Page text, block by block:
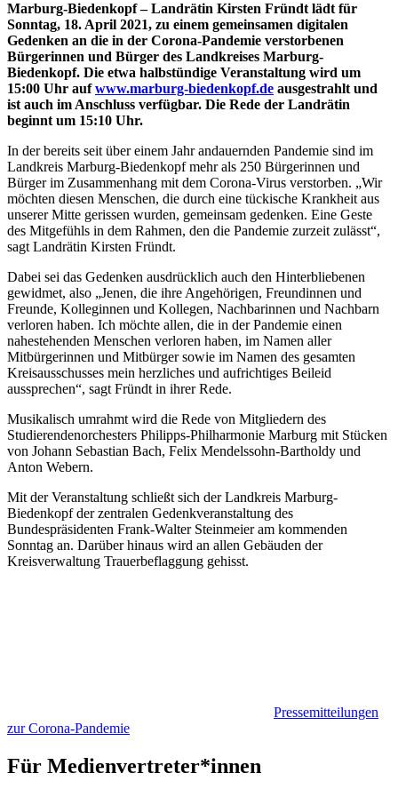
Marburg-Biedenkopf – Landrätin Kirsten Fründt lädt für
Sonntag, 18. April 2021, zu einem gemeinsamen digitalen
Gedenken an die in der Corona-Pandemie verstorbenen
Bürgerinnen und Bürger des Landkreises Marburg-
Biedenkopf. Die etwa halbstündige Veranstaltung wird um
15:00 Uhr aufwww.marburg-biedenkopf.de ausgestrahlt und
ist auch im Anschluss verfügbar. Die Rede der Landrätin
beginnt um 15:10 Uhr.
In der bereits seit über einem Jahr andauernden Pandemie sind im
Landkreis Marburg-Biedenkopf mehr als 250 Bürgerinnen und
Bürger im Zusammenhang mit dem Corona-Virus verstorben. „Wir
möchten diesen Menschen, die durch eine tückische Krankheit aus
unserer Mitte gerissen wurden, gemeinsam gedenken. Eine Geste
des Mitgefühls in dem Rahmen, den die Pandemie zurzeit zulässt“,
sagt Landrätin Kirsten Fründt.
Dabei sei das Gedenken ausdrücklich auch den Hinterbliebenen
gewidmet, also „Jenen, die ihre Angehörigen, Freundinnen und
Freunde, Kolleginnen und Kollegen, Nachbarinnen und Nachbarn
verloren haben. Ich möchte allen, die in der Pandemie einen
nahestehenden Menschen verloren haben, im Namen aller
Mitbürgerinnen und Mitbürger sowie im Namen des gesamten
Kreisausschusses mein herzliches und aufrichtiges Beileid
aussprechen“, sagt Fründt in ihrer Rede.
Musikalisch umrahmt wird die Rede von Mitgliedern des
Studierendenorchesters Philipps-Philharmonie Marburg mit Stücken
von Johann Sebastian Bach, Felix Mendelssohn-Bartholdy und
Anton Webern.
Mit der Veranstaltung schließt sich der Landkreis Marburg-
Biedenkopf der zentralen Gedenkveranstaltung des
Bundespräsidenten Frank-Walter Steinmeier am kommenden
Sonntag an. Darüber hinaus wird an allen Gebäuden der
Kreisverwaltung Trauerbeflaggung gehisst.
Pressemitteilungen
zur Corona-Pandemie
Für Medienvertreter*innen